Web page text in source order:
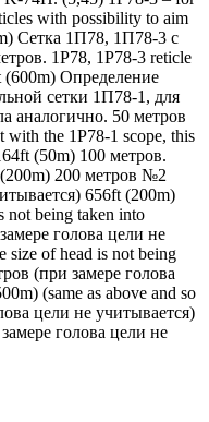
with possibility to aim
Сетка 1П78, 1П78-3 с
1P78, 1P78-3 reticle
Определение
сетки 1П78-1, для
аналогично. 50 метров
with the 1P78-1 scope, this
(50m) 100 метров.
200 метров №2
656ft (200m)
not being taken into
голова цели не
size of head is not being
(при замере голова
(same as above and so
цели не учитывается)
голова цели не